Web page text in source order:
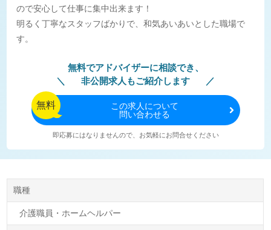
ので安心して仕事に集中出来ます！
明るく丁寧なスタッフばかりで、和気あいあいとした職場で
す。
無料でアドバイザーに相談でき、
非公開求人もご紹介します
無料 この求人について
問い合わせる
即応募にはなりませんので、お気軽にお問合せください
職種
介護職員・ホームヘルパー